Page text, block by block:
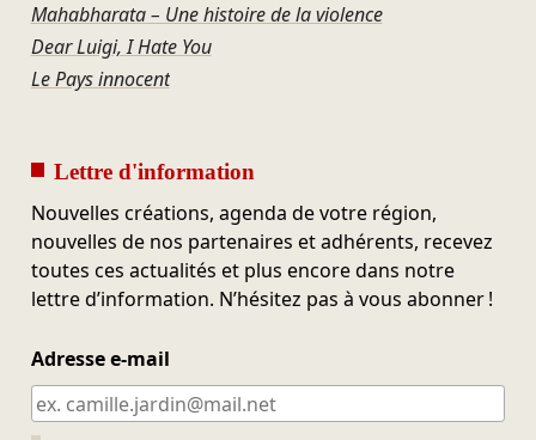
Mahabharata – Une histoire de la violence
Dear Luigi, I Hate You
Le Pays innocent
Lettre d'information
Nouvelles créations, agenda de votre région,
nouvelles de nos partenaires et adhérents, recevez
toutes ces actualités et plus encore dans notre
lettre d’information. N’hésitez pas à vous abonner !
Adresse e-mail